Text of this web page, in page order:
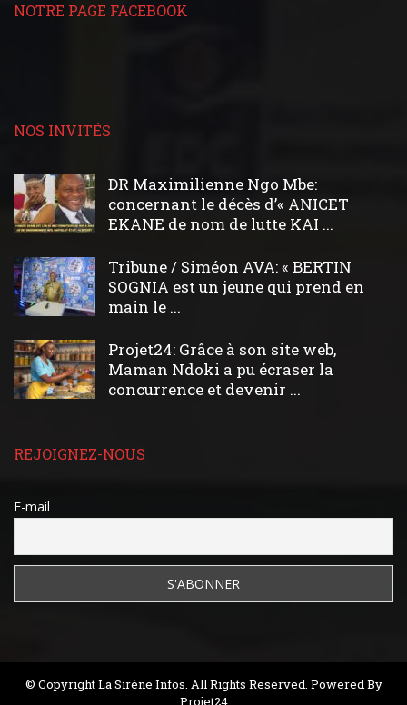
NOTRE PAGE FACEBOOK
NOS INVITÉS
DR Maximilienne Ngo Mbe:
concernant le décès d’« ANICET
EKANE de nom de lutte KAI ...
Tribune / Siméon AVA: « BERTIN
SOGNIA est un jeune qui prend en
main le ...
Projet24: Grâce à son site web,
Maman Ndoki a pu écraser la
concurrence et devenir ...
REJOIGNEZ-NOUS
E-mail
© Copyright La Sirène Infos. All Rights Reserved. Powered By
Projet24